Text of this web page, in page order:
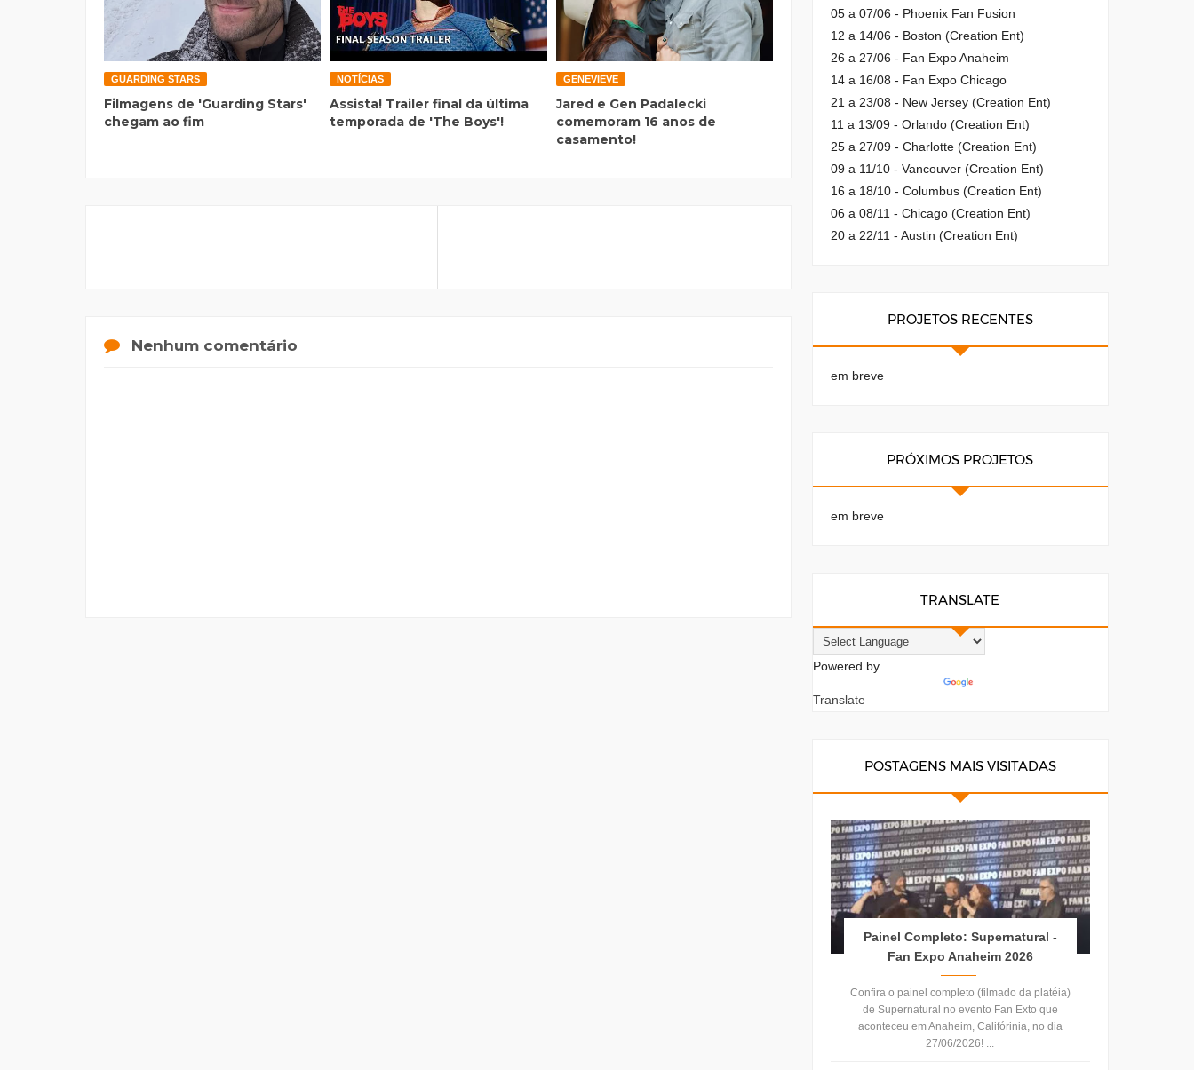
GUARDING STARS
Filmagens de 'Guarding Stars'
chegam ao fim
NOTÍCIAS
Assista! Trailer final da última
temporada de 'The Boys'!
GENEVIEVE
Jared e Gen Padalecki
comemoram 16 anos de
casamento!
Nenhum comentário
05 a 07/06 - Phoenix Fan Fusion
12 a 14/06 - Boston (Creation Ent)
26 a 27/06 - Fan Expo Anaheim
14 a 16/08 - Fan Expo Chicago
21 a 23/08 - New Jersey (Creation Ent)
11 a 13/09 - Orlando (Creation Ent)
25 a 27/09 - Charlotte (Creation Ent)
09 a 11/10 - Vancouver (Creation Ent)
16 a 18/10 - Columbus (Creation Ent)
06 a 08/11 - Chicago (Creation Ent)
20 a 22/11 - Austin (Creation Ent)
PROJETOS RECENTES
em breve
PRÓXIMOS PROJETOS
em breve
TRANSLATE
Powered by
Translate
POSTAGENS MAIS VISITADAS
Painel Completo: Supernatural -
Fan Expo Anaheim 2026
Confira o painel completo (filmado da platéia)
de Supernatural no evento Fan Exto que
aconteceu em Anaheim, Califórinia, no dia
27/06/2026! ...